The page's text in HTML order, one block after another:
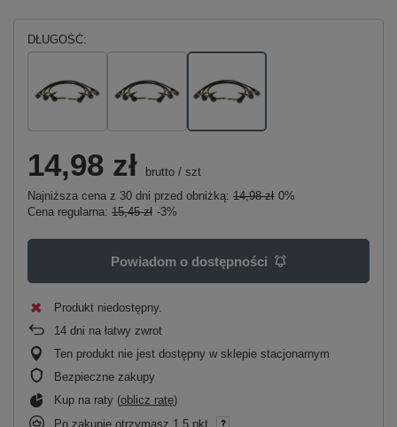
DŁUGOŚĆ
14,98 zł brutto / szt
Najniższa cena z 30 dni przed obniżką: 14,98 zł 0%
Cena regularna: 15,45 zł -3%
Powiadom o dostępności
Produkt niedostępny
14 dni na łatwy zwrot
Ten produkt nie jest dostępny w sklepie stacjonarnym
Bezpieczne zakupy
Kup na raty (oblicz ratę)
Po zakupie otrzymasz 1.5 pkt.